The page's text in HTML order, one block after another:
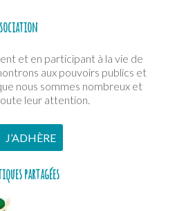
et en participant à la vie de
aux pouvoirs publics et
nous sommes nombreux et
leur attention.
J’ADHÈRE
partagées